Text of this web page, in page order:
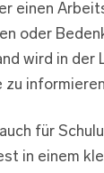
einen
oder
wird in der
zu
für
in einem